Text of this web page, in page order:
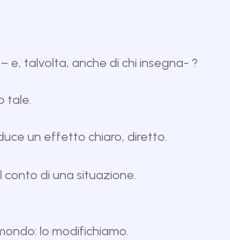
e, talvolta, anche di chi insegna- ?
tale.
un effetto chiaro, diretto.
conto di una situazione.
lo modifichiamo.